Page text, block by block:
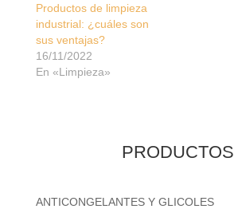
Productos de limpieza
industrial: ¿cuáles son
sus ventajas?
16/11/2022
En «Limpieza»
PRODUCTOS
ANTICONGELANTES Y GLICOLES